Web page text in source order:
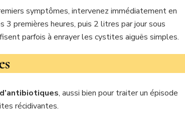
symptômes, intervenez immédiatement en
premières heures, puis 2 litres par jour sous
parfois à enrayer les cystites aiguës simples.
, aussi bien pour traiter un épisode
récidivantes.